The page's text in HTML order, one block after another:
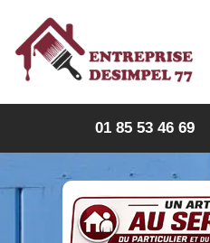
01 85 53 46 69